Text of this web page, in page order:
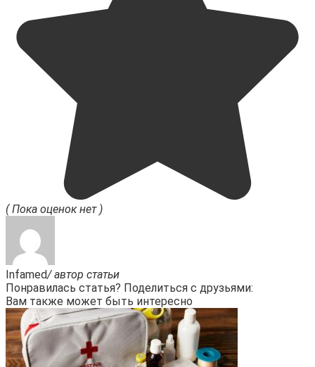
( Пока оценок нет )
Infamed/ автор статьи
Понравилась статья? Поделиться с друзьями:
Вам также может быть интересно